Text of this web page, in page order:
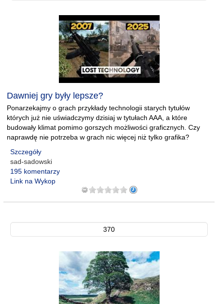
Dawniej gry były lepsze?
Ponarzekajmy o grach przykłady technologii starych tytułów
których już nie uświadczymy dzisiaj w tytułach AAA, a które
budowały klimat pomimo gorszych możliwości graficznych. Czy
naprawdę nie potrzeba w grach nic więcej niż tylko grafika?
Szczegóły
sad-sadowski
195 komentarzy
Link na Wykop
370